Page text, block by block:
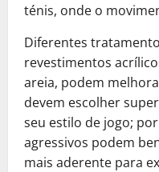
ténis, onde o
Diferentes
revestimentos
areia, podem
devem escolher
seu estilo de jogo;
agressivos podem
mais aderente para